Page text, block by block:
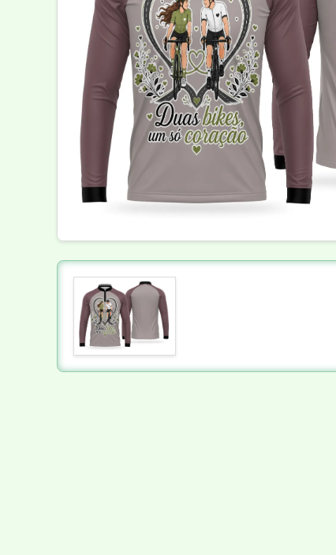
Língua Portuguesa